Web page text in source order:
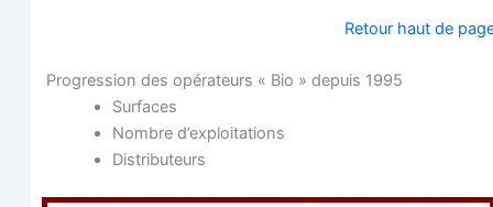
Retour haut de
Pro­gres­sion des opé­ra­teurs « Bio » depuis 1995
Sur­faces
Nombre d’exploitations
Dis­tri­bu­teurs